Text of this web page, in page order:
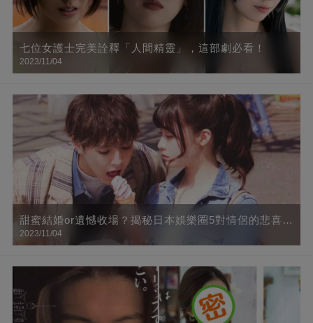
七位女護士完美詮釋「人間精靈」，這部劇必看！
2023/11/04
甜蜜結婚or遺憾收場？揭秘日本娛樂圈5對情侶的悲喜人
生
2023/11/04